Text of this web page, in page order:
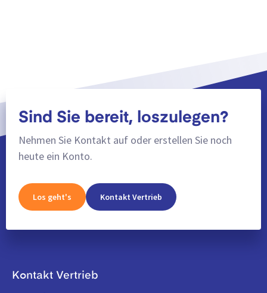
Sind Sie bereit, loszulegen?
Nehmen Sie Kontakt auf oder erstellen Sie noch
heute ein Konto.
Los geht's Kontakt Vertrieb
Kontakt Vertrieb